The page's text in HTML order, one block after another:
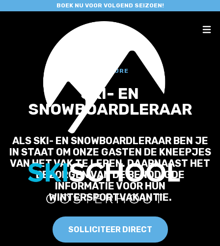
BOEK NU VOOR VOLGEND SEIZOEN!
VACATURE
SKI- EN
SNOWBOARDLERAAR
ALS SKI- EN SNOWBOARDLERAAR BEN JE
IN STAAT OM ONZE GASTEN DE KNEEPJES
VAN HET VAK TE LEREN. DAARNAAST HET
BEZORGEN VAN DE BENODIGDE
INFORMATIE VOOR HUN
WINTERSPORTVAKANTIE.
SOLLICITEER DIRECT